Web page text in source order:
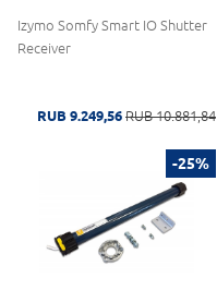
Izymo Somfy Smart IO Shutter
Receiver
RUB 9.249,56 RUB 10.881,84
-25%